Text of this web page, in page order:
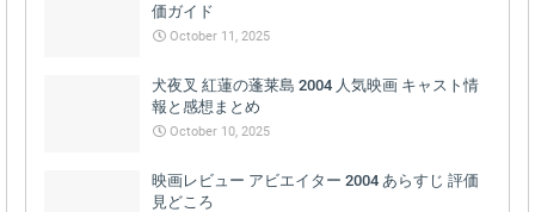
価ガイド
October 11, 2025
犬夜叉 紅蓮の蓬莱島 2004 人気映画 キャスト情
報と感想まとめ
October 10, 2025
映画レビュー アビエイター 2004 あらすじ 評価
見どころ